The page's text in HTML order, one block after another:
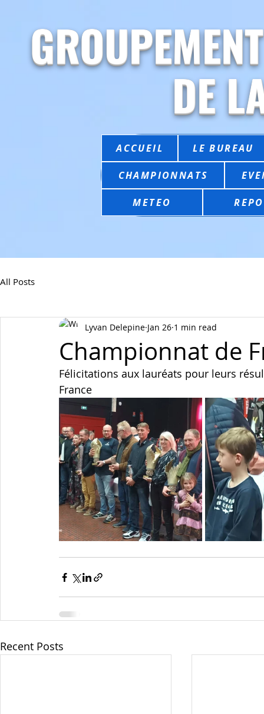
DE
ACCUEIL LE BUREAU
CHAMPIONNATS
METEO
All Posts
Championnat de
Lyvan Delepine Jan 26 1 min read
Félicitations aux lauréats pour leurs
France
Recent Posts